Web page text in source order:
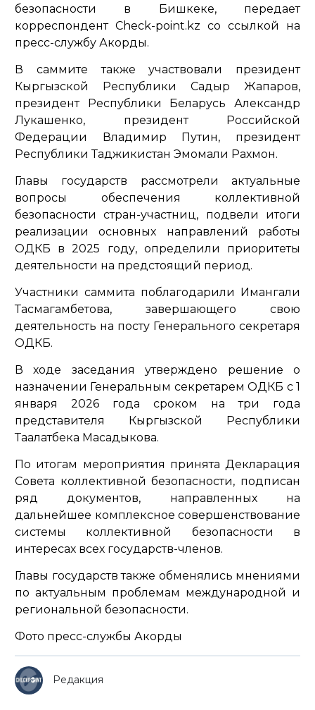
безопасности в Бишкеке, передает
корреспондент Check-point.kz со ссылкой на
пресс-службу Акорды.
В саммите также участвовали президент
Кыргызской Республики Садыр Жапаров,
президент Республики Беларусь Александр
Лукашенко, президент Российской
Федерации Владимир Путин, президент
Республики Таджикистан Эмомали Рахмон.
Главы государств рассмотрели актуальные
вопросы обеспечения коллективной
безопасности стран-участниц, подвели итоги
реализации основных направлений работы
ОДКБ в 2025 году, определили приоритеты
деятельности на предстоящий период.
Участники саммита поблагодарили Имангали
Тасмагамбетова, завершающего свою
деятельность на посту Генерального секретаря
ОДКБ.
В ходе заседания утверждено решение о
назначении Генеральным секретарем ОДКБ с 1
января 2026 года сроком на три года
представителя Кыргызской Республики
Таалатбека Масадыкова.
По итогам мероприятия принята Декларация
Совета коллективной безопасности, подписан
ряд документов, направленных на
дальнейшее комплексное совершенствование
системы коллективной безопасности в
интересах всех государств-членов.
Главы государств также обменялись мнениями
по актуальным проблемам международной и
региональной безопасности.
Фото пресс-службы Акорды
Редакция